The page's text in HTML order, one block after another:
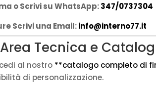
o Scrivi su WhatsApp:347/0737304
Scrivi una Email:info@interno77.it
Area Tecnica e
al nostro **catalogo completo di
di personalizzazione.